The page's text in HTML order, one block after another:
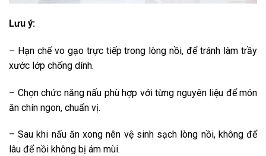
Lưu ý:
– Hạn chế vo gạo trực tiếp trong lòng nồi, để tránh làm trầy
xước lớp chống dính.
– Chọn chức năng nấu phù hợp với từng nguyên liệu để món
ăn chín ngon, chuẩn vị.
– Sau khi nấu ăn xong nên vệ sinh sạch lòng nồi, không để
lâu để nồi không bị ám mùi.